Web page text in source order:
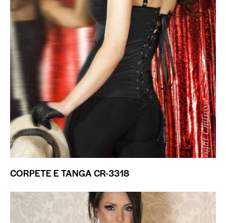
CORPETE E TANGA CR-3318